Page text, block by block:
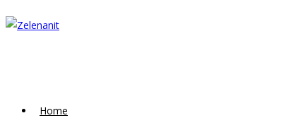
Skip
to
Home